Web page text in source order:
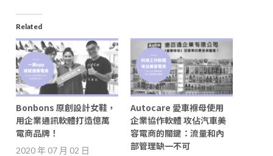
Related
Bonbons 原創設計女鞋，
用企業通訊軟體打造億萬
電商品牌！
2020 年 07 月 02 日
Autocare 愛車褓母使用
企業協作軟體 攻佔汽車美
容電商的關鍵：流量和內
部管理缺一不可